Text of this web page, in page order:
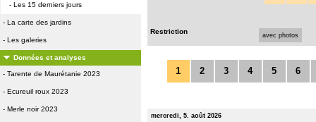
- Les 15 derniers jours
- La carte des jardins
- Les galeries
Données et analyses
- Tarente de Maurétanie 2023
- Ecureuil roux 2023
- Merle noir 2023
Restriction avec photos
1 2 3 4 5 6
mercredi, 5. août 2026